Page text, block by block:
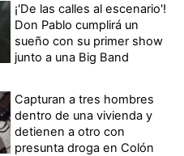
¡'De las calles al escenario'!
Don Pablo cumplirá un
sueño con su primer show
junto a una Big Band
Capturan a tres hombres
dentro de una vivienda y
detienen a otro con
presunta droga en Colón